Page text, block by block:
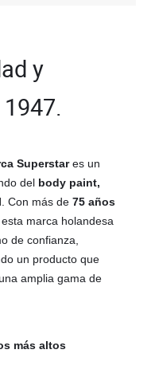
y
Superstares un
del body paint,
. Con más de 75 años
marca holandesa
de confianza,
un producto que
amplia gama de
más altos